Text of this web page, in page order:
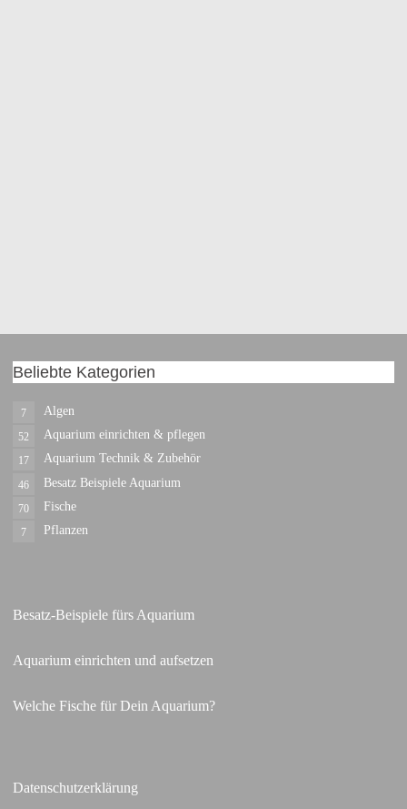
Beliebte Kategorien
Algen
7
Aquarium einrichten & pflegen
52
Aquarium Technik & Zubehör
17
Besatz Beispiele Aquarium
46
Fische
70
Pflanzen
7
Besatz-Beispiele fürs Aquarium
Aquarium einrichten und aufsetzen
Welche Fische für Dein Aquarium?
Datenschutzerklärung